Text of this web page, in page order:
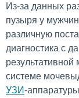
Из-за данных
пузыря у
различную
диагностика с
результативной
системе
УЗИ-